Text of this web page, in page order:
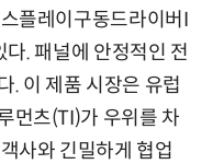
플레이구동드라이버I
. 패널에 안정적인 전
. 이 제품 시장은 유럽
먼츠(TI)가 우위를 차
사와 긴밀하게 협업